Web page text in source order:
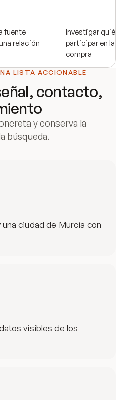
fuente
relación
Investigar
participar en la
compra
LISTA ACCIONABLE
contacto,
y conserva la
búsqueda.
ciudad de Murcia con
visibles de los